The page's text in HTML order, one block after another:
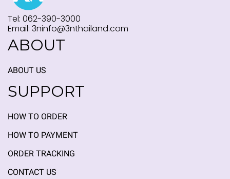
Tel: 062-390-3000
Email: 3ninfo@3nthailand.com
ABOUT
ABOUT US
SUPPORT
HOW TO ORDER
HOW TO PAYMENT
ORDER TRACKING
CONTACT US